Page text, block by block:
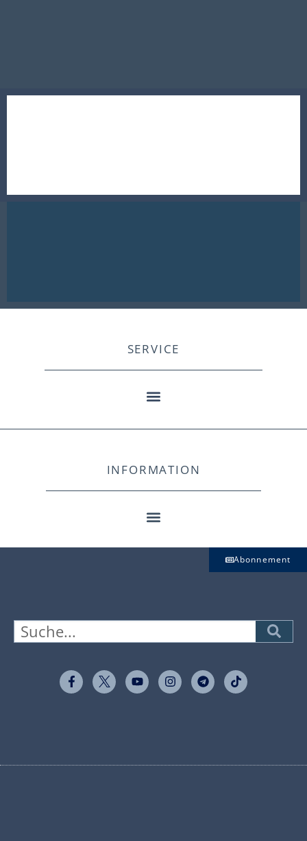
SERVICE
INFORMATION
Abonnement